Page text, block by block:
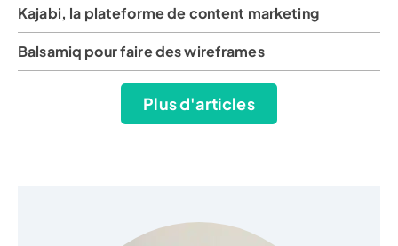
Kajabi, la plateforme de content marketing
Balsamiq pour faire des wireframes
Plus d'articles